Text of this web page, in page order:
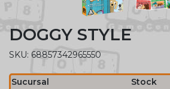
DOGGY STYLE
SKU: 68857342965550
Sucursal
Stock